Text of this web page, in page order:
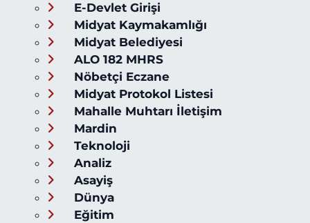
E-Devlet Girişi
Midyat Kaymakamlığı
Midyat Belediyesi
ALO 182 MHRS
Nöbetçi Eczane
Midyat Protokol Listesi
Mahalle Muhtarı İletişim
Mardin
Teknoloji
Analiz
Asayiş
Dünya
Eğitim